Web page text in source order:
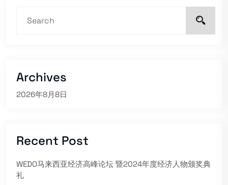
Archives
2026年8月8日
Recent Post
WEDO马来西亚经济高峰论坛 暨2024年度经济人物颁奖典
礼